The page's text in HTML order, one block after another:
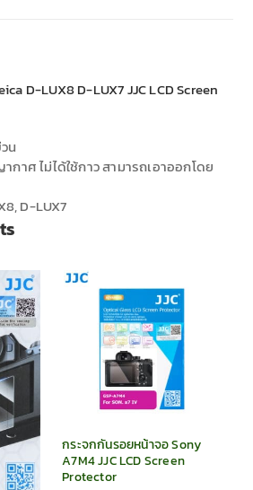
D-LUX8 D-LUX7 JJC LCD Screen
น
าศ ไม่ได้ใช้กาว สามารถเอาออกโดย
D-LUX7
กระจกกันรอยหน้าจอ Sony
A7M4 JJC LCD Screen
Protector